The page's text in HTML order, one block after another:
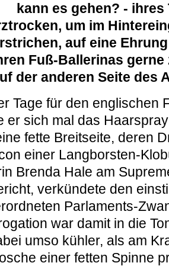
kann es gehen? -
um im
auf eine
Fuß-Ballerinas gerne
der anderen Seite des
Tage für den englischen
er sich mal das
fette Breitseite, deren
einer Langborsten-
Brenda Hale am
verkündete den
Parlaments-
war damit in die
umso kühler, als am
einer fetten Spinne